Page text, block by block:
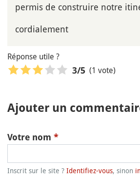
permis de construire notre
cordialement
Réponse utile ?
3/5 (1 vote)
Ajouter un
Votre nom *
Inscrit sur le site ? Identifiez-vous, sinon